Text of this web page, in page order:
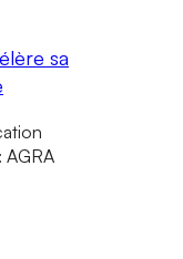
sa
AGRA